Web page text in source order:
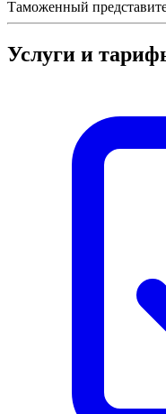
Таможенный
Услуги и